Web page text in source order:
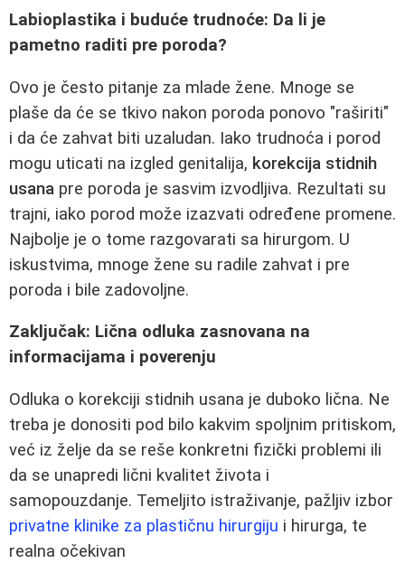
Labioplastika i buduće trudnoće: Da li je
pametno raditi pre poroda?
Ovo je često pitanje za mlade žene. Mnoge se
plaše da će se tkivo nakon poroda ponovo "raširiti"
i da će zahvat biti uzaludan. Iako trudnoća i porod
mogu uticati na izgled genitalija, korekcija stidnih
usana pre poroda je sasvim izvodljiva. Rezultati su
trajni, iako porod može izazvati određene promene.
Najbolje je o tome razgovarati sa hirurgom. U
iskustvima, mnoge žene su radile zahvat i pre
poroda i bile zadovoljne.
Zaključak: Lična odluka zasnovana na
informacijama i poverenju
Odluka o korekciji stidnih usana je duboko lična. Ne
treba je donositi pod bilo kakvim spoljnim pritiskom,
već iz želje da se reše konkretni fizički problemi ili
da se unapredi lični kvalitet života i
samopouzdanje. Temeljito istraživanje, pažljiv izbor
privatne klinike za plastičnu hirurgiju i hirurga, te
realna očekivan